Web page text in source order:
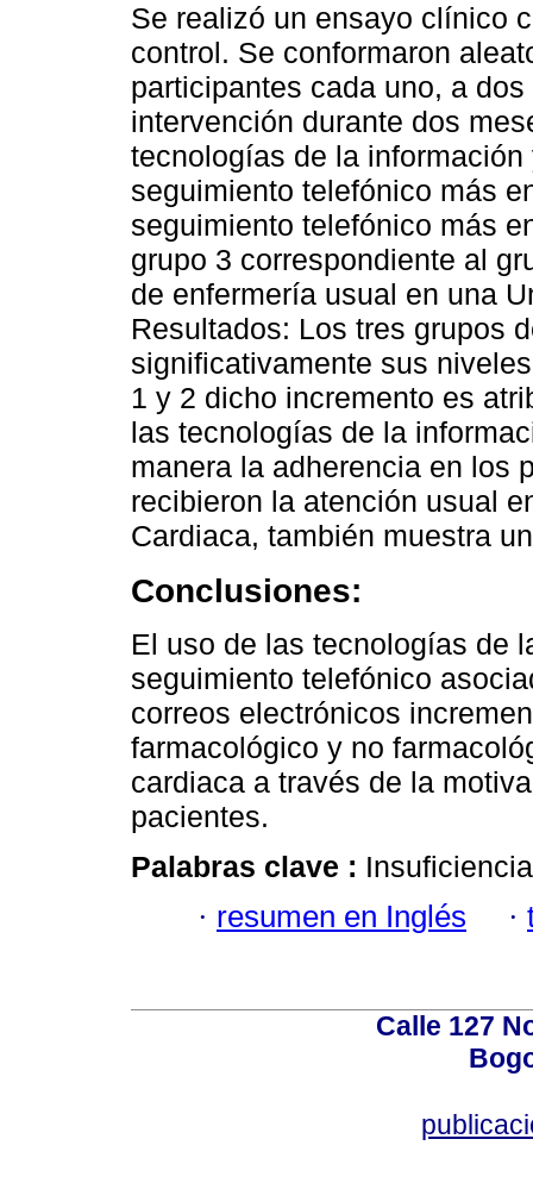
Se realizó un ensayo clínico
control. Se conformaron
participantes cada uno, a
intervención durante dos
tecnologías de la
seguimiento telefónico más
seguimiento telefónico más
grupo 3 correspondiente al
de enfermería usual en una
Resultados: Los tres grupos
significativamente sus
1 y 2 dicho incremento es
las tecnologías de la
manera la adherencia en los
recibieron la atención usual
Cardiaca, también muestra
Conclusiones:
El uso de las tecnologías de
seguimiento telefónico
correos electrónicos
farmacológico y no
cardiaca a través de la
pacientes.
Palabras clave :
· resumen en Inglés ·
Calle 127